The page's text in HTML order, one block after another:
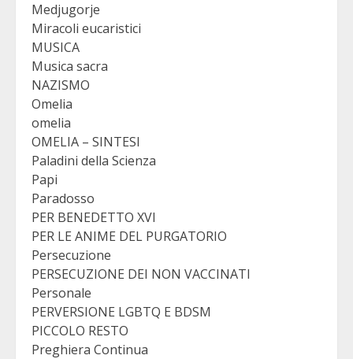
Medjugorje
Miracoli eucaristici
MUSICA
Musica sacra
NAZISMO
Omelia
omelia
OMELIA – SINTESI
Paladini della Scienza
Papi
Paradosso
PER BENEDETTO XVI
PER LE ANIME DEL PURGATORIO
Persecuzione
PERSECUZIONE DEI NON VACCINATI
Personale
PERVERSIONE LGBTQ E BDSM
PICCOLO RESTO
Preghiera Continua